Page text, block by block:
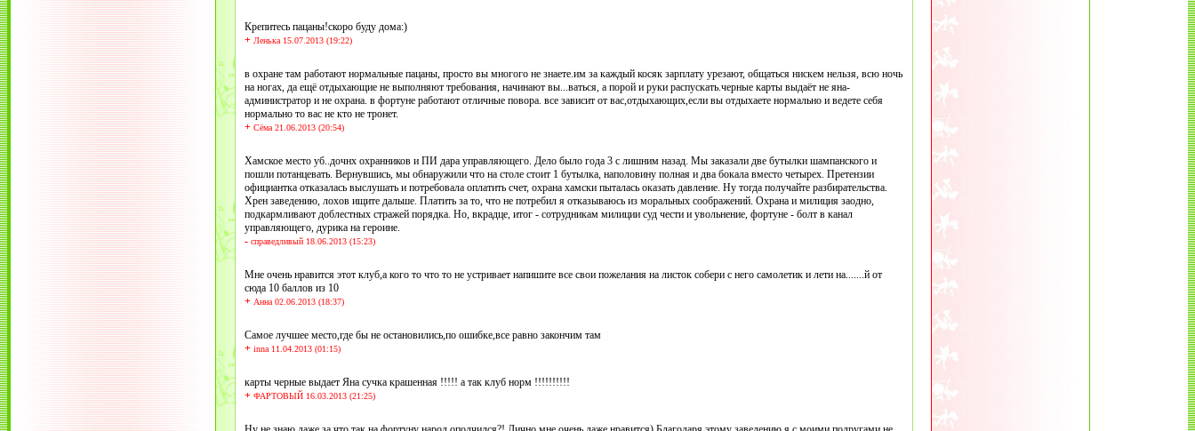
Крепитесь пацаны!скоро буду дома:)
+Ленька 15.07.2013 (19:22)
в охране там работают нормальные пацаны, просто вы многого не знаете.им за каждый косяк зарплату урезают, общаться нискем нельзя, всю ночь
на ногах, да ещё отдыхающие не выполняют требования, начинают вы...ваться, а порой и руки распускать.черные карты выдаёт не яна-
администратор и не охрана. в фортуне работают отличные повора. все зависит от вас,отдыхающих,если вы отдыхаете нормально и ведете себя
нормально то вас не кто не тронет.
+Сёма 21.06.2013 (20:54)
Хамское место уб..дочнх охранников и ПИ дара управляющего. Дело было года 3 с лишним назад. Мы заказали две бутылки шампанского и
пошли потанцевать. Вернувшись, мы обнаружили что на столе стоит 1 бутылка, наполовину полная и два бокала вместо четырех. Претензии
официантка отказалась выслушать и потребовала оплатить счет, охрана хамски пыталась оказать давление. Ну тогда получайте разбирательства.
Хрен заведению, лохов ищите дальше. Платить за то, что не потребил я отказываюсь из моральных соображений. Охрана и милиция заодно,
подкармливают доблестных стражей порядка. Но, вкрадце, итог - сотрудникам милиции суд чести и увольнение, фортуне - болт в канал
управляющего, дурика на героине.
-справедливый 18.06.2013 (15:23)
Мне очень нравится этот клуб,а кого то что то не устривает напишите все свои пожелания на листок собери с него самолетик и лети на.......й от
сюда 10 баллов из 10
+Анна 02.06.2013 (18:37)
Самое лучшее место,где бы не остановились,по ошибке,все равно закончим там
+inna 11.04.2013 (01:15)
карты черные выдает Яна сучка крашенная !!!!! а так клуб норм !!!!!!!!!!
+ФАРТОВЫЙ 16.03.2013 (21:25)